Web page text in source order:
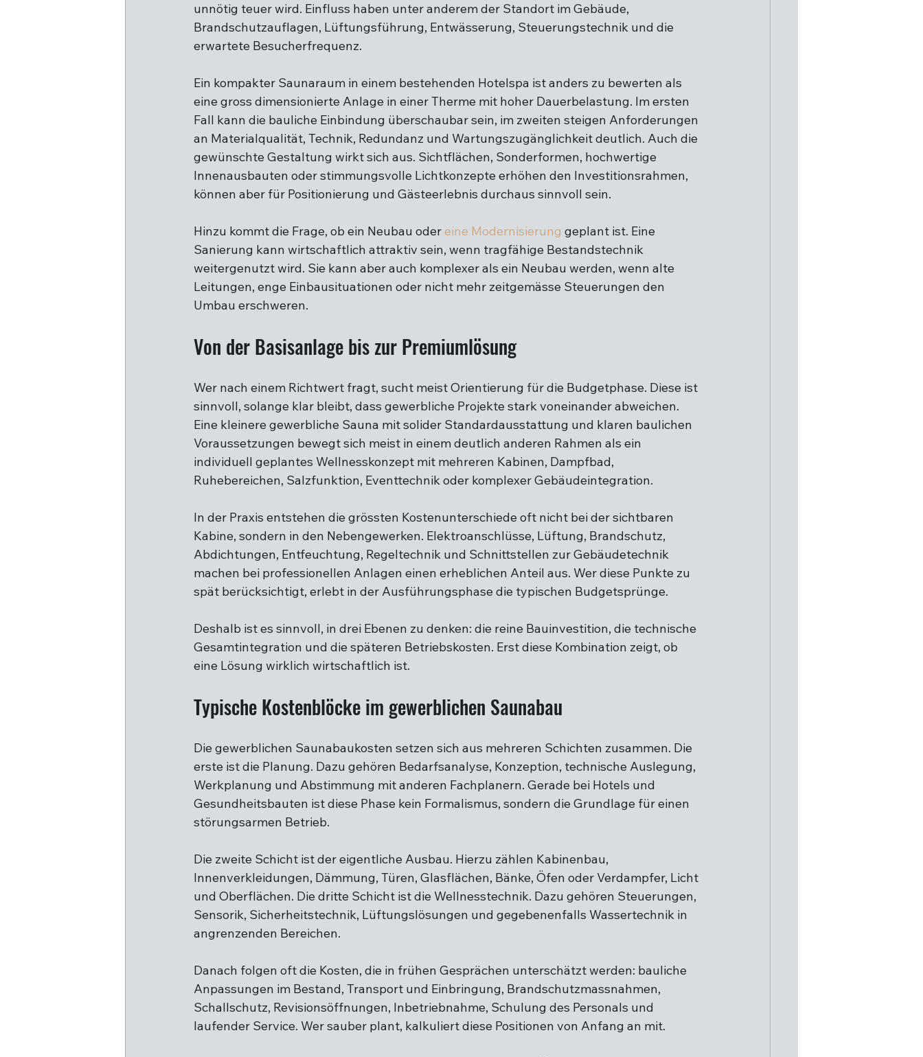
unnötig teuer wird. Einfluss haben unter anderem der Standort im Gebäude,
Brandschutzauflagen, Lüftungsführung, Entwässerung, Steuerungstechnik und die
erwartete Besucherfrequenz.
Ein kompakter Saunaraum in einem bestehenden Hotelspa ist anders zu bewerten als
eine gross dimensionierte Anlage in einer Therme mit hoher Dauerbelastung. Im ersten
Fall kann die bauliche Einbindung überschaubar sein, im zweiten steigen Anforderungen
an Materialqualität, Technik, Redundanz und Wartungszugänglichkeit deutlich. Auch die
gewünschte Gestaltung wirkt sich aus. Sichtflächen, Sonderformen, hochwertige
Innenausbauten oder stimmungsvolle Lichtkonzepte erhöhen den Investitionsrahmen,
können aber für Positionierung und Gästeerlebnis durchaus sinnvoll sein.
Hinzu kommt die Frage, ob ein Neubau oder eine Modernisierung geplant ist. Eine
Sanierung kann wirtschaftlich attraktiv sein, wenn tragfähige Bestandstechnik
weitergenutzt wird. Sie kann aber auch komplexer als ein Neubau werden, wenn alte
Leitungen, enge Einbausituationen oder nicht mehr zeitgemässe Steuerungen den
Umbau erschweren.
Von der Basisanlage bis zur Premiumlösung
Wer nach einem Richtwert fragt, sucht meist Orientierung für die Budgetphase. Diese ist
sinnvoll, solange klar bleibt, dass gewerbliche Projekte stark voneinander abweichen.
Eine kleinere gewerbliche Sauna mit solider Standardausstattung und klaren baulichen
Voraussetzungen bewegt sich meist in einem deutlich anderen Rahmen als ein
individuell geplantes Wellnesskonzept mit mehreren Kabinen, Dampfbad,
Ruhebereichen, Salzfunktion, Eventtechnik oder komplexer Gebäudeintegration.
In der Praxis entstehen die grössten Kostenunterschiede oft nicht bei der sichtbaren
Kabine, sondern in den Nebengewerken. Elektroanschlüsse, Lüftung, Brandschutz,
Abdichtungen, Entfeuchtung, Regeltechnik und Schnittstellen zur Gebäudetechnik
machen bei professionellen Anlagen einen erheblichen Anteil aus. Wer diese Punkte zu
spät berücksichtigt, erlebt in der Ausführungsphase die typischen Budgetsprünge.
Deshalb ist es sinnvoll, in drei Ebenen zu denken: die reine Bauinvestition, die technische
Gesamtintegration und die späteren Betriebskosten. Erst diese Kombination zeigt, ob
eine Lösung wirklich wirtschaftlich ist.
Typische Kostenblöcke im gewerblichen Saunabau
Die gewerblichen Saunabaukosten setzen sich aus mehreren Schichten zusammen. Die
erste ist die Planung. Dazu gehören Bedarfsanalyse, Konzeption, technische Auslegung,
Werkplanung und Abstimmung mit anderen Fachplanern. Gerade bei Hotels und
Gesundheitsbauten ist diese Phase kein Formalismus, sondern die Grundlage für einen
störungsarmen Betrieb.
Die zweite Schicht ist der eigentliche Ausbau. Hierzu zählen Kabinenbau,
Innenverkleidungen, Dämmung, Türen, Glasflächen, Bänke, Öfen oder Verdampfer, Licht
und Oberflächen. Die dritte Schicht ist die Wellnesstechnik. Dazu gehören Steuerungen,
Sensorik, Sicherheitstechnik, Lüftungslösungen und gegebenenfalls Wassertechnik in
angrenzenden Bereichen.
Danach folgen oft die Kosten, die in frühen Gesprächen unterschätzt werden: bauliche
Anpassungen im Bestand, Transport und Einbringung, Brandschutzmassnahmen,
Schallschutz, Revisionsöffnungen, Inbetriebnahme, Schulung des Personals und
laufender Service. Wer sauber plant, kalkuliert diese Positionen von Anfang an mit.